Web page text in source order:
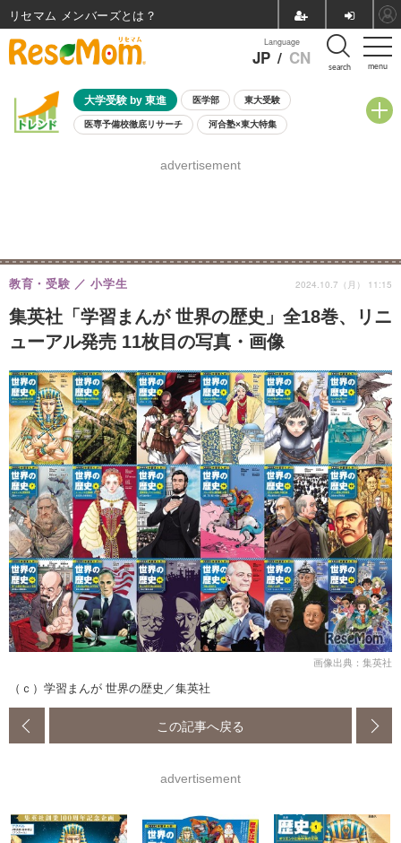
menu
Language
JP / CN search
大学受験 by 東進 医学部 東大受験
医専予備校徹底リサーチ 河合塾×東大特集
8月開催学校説明会・相談会
advertisement
集英社「学習まんが 世界の歴史」全18巻、リニ
ューアル発売 11枚目の写真・画像
教育・受験 小学生 2024.10.7（月） 11:15
画像出典：集英社
（ｃ）学習まんが 世界の歴史／集英社
この記事へ戻る
advertisement
リセマム メンバーズ